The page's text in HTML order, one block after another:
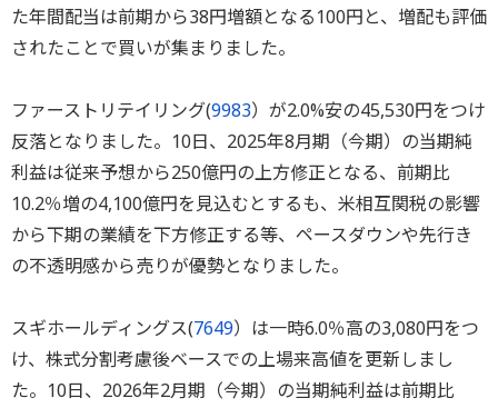
た年間配当は前期から38円増額となる100円と、増配も評価
されたことで買いが集まりました。
ファーストリテイリング(9983）が2.0%安の45,530円をつけ
反落となりました。10日、2025年8月期（今期）の当期純
利益は従来予想から250億円の上方修正となる、前期比
10.2％増の4,100億円を見込むとするも、米相互関税の影響
から下期の業績を下方修正する等、ペースダウンや先行き
の不透明感から売りが優勢となりました。
スギホールディングス(7649）は一時6.0％高の3,080円をつ
け、株式分割考慮後ベースでの上場来高値を更新しまし
た。10日、2026年2月期（今期）の当期純利益は前期比